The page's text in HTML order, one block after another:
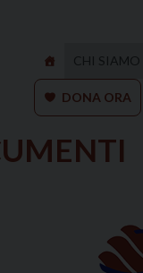
CHI SIAMO
DONA ORA